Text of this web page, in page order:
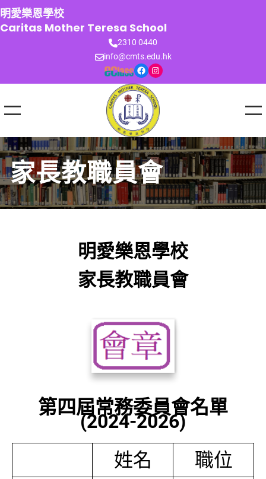
跳
至
主
明愛樂恩學校
Caritas Mother Teresa School
2310 0440
info@cmts.edu.hk
Facebook Instagram
家長教職員會
明愛樂恩學校
家長教職員會
第四屆常務委員會名單
(2024-2026)
姓名
職位